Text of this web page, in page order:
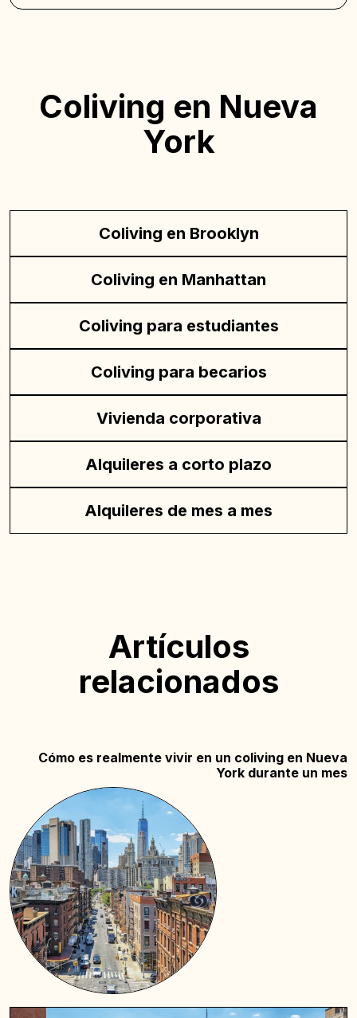
Coliving en Nueva
York
Coliving en Brooklyn
Coliving en Manhattan
Coliving para estudiantes
Coliving para becarios
Vivienda corporativa
Alquileres a corto plazo
Alquileres de mes a mes
Artículos
relacionados
Cómo es realmente vivir en un coliving en Nueva
York durante un mes